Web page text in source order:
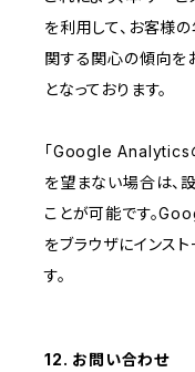
を利用して、お客様
関する関心の傾向を
となっております。
「Google Analytics
を望まない場合は、
ことが可能です。
をブラウザにインス
す。
12. お問い合わせ